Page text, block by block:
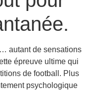
autant de sensations
épreuve ultime qui
de football. Plus
psychologique